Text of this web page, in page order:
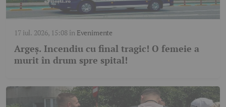
17 iul. 2026, 15:08în Evenimente
Argeș. Incendiu cu final tragic! O femeie a
murit în drum spre spital!